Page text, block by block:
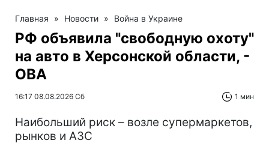
Главная » Новости » Война в Украине
РФ объявила "свободную охоту"
на авто в Херсонской области, -
ОВА
16:17 08.08.2026 Сб 1 мин
Наибольший риск – возле супермаркетов,
рынков и АЗС